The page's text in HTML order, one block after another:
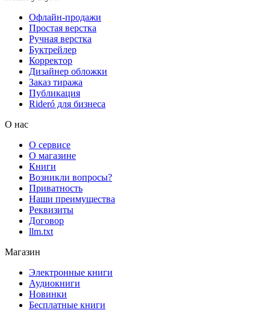
Офлайн-продажи
Простая верстка
Ручная верстка
Буктрейлер
Корректор
Дизайнер обложки
Заказ тиража
Публикация
Rideró для бизнеса
О нас
О сервисе
О магазине
Книги
Возникли вопросы?
Приватность
Наши преимущества
Реквизиты
Договор
llm.txt
Магазин
Электронные книги
Аудиокниги
Новинки
Бесплатные книги